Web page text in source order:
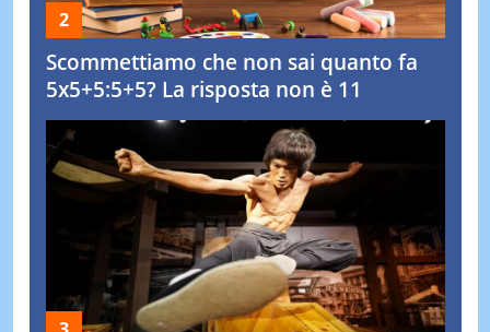
Scommettiamo che non sai quanto fa
5x5+5:5+5? La risposta non è 11